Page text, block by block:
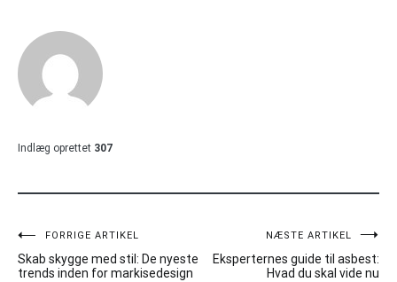
Indlæg oprettet 307
Indlægsnavigation
FORRIGE ARTIKEL
Skab skygge med stil: De nyeste
trends inden for markisedesign
NÆSTE ARTIKEL
Eksperternes guide til asbest:
Hvad du skal vide nu